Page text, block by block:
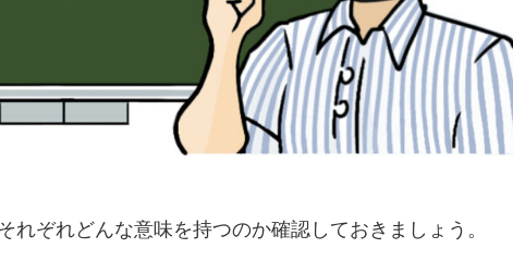
れぞれどんな意味を持つのか確認しておきましょう。